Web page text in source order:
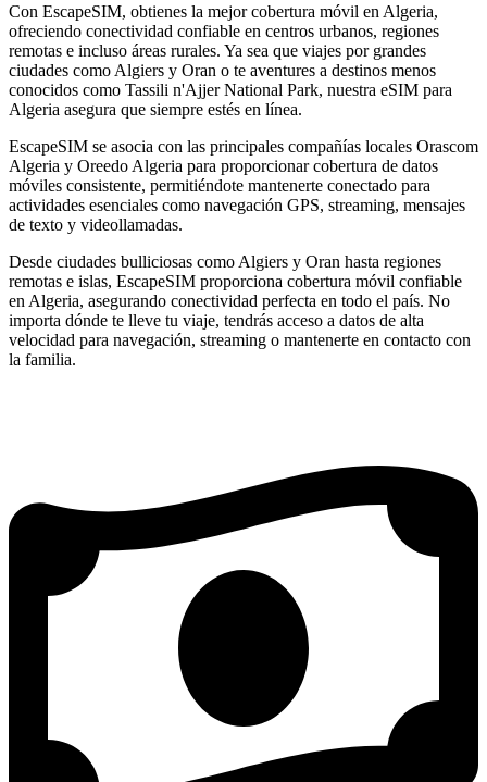
Con EscapeSIM, obtienes la mejor cobertura móvil en Algeria,
ofreciendo conectividad confiable en centros urbanos, regiones
remotas e incluso áreas rurales. Ya sea que viajes por grandes
ciudades como Algiers y Oran o te aventures a destinos menos
conocidos como Tassili n'Ajjer National Park, nuestra eSIM para
Algeria asegura que siempre estés en línea.
EscapeSIM se asocia con las principales compañías locales Orascom
Algeria y Oreedo Algeria para proporcionar cobertura de datos
móviles consistente, permitiéndote mantenerte conectado para
actividades esenciales como navegación GPS, streaming, mensajes
de texto y videollamadas.
Desde ciudades bulliciosas como Algiers y Oran hasta regiones
remotas e islas, EscapeSIM proporciona cobertura móvil confiable
en Algeria, asegurando conectividad perfecta en todo el país. No
importa dónde te lleve tu viaje, tendrás acceso a datos de alta
velocidad para navegación, streaming o mantenerte en contacto con
la familia.